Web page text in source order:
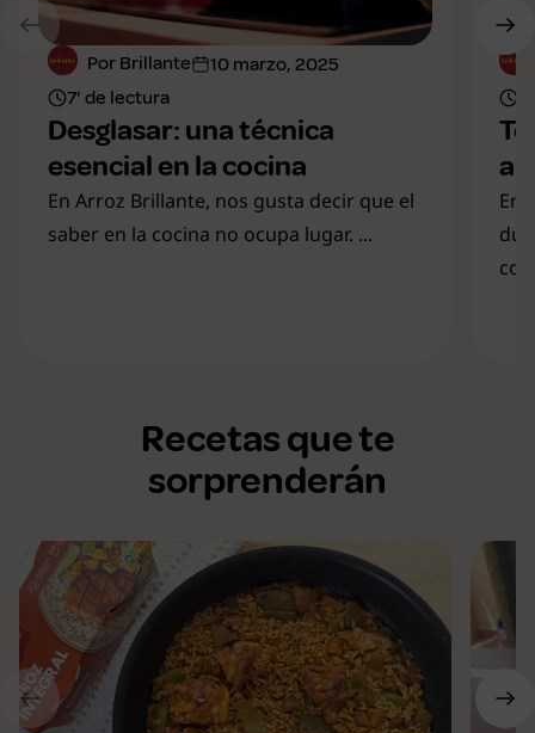
Por Brillante
10 marzo, 2025
7' de lectura
Desglasar: una técnica
esencial en la cocina
En Arroz Brillante, nos gusta decir que el
saber en la cocina no ocupa lugar. ...
En
Recetas que te
sorprenderán